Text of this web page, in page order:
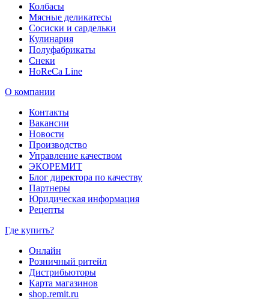
Колбасы
Мясные деликатесы
Сосиски и сардельки
Кулинария
Полуфабрикаты
Снеки
HoReCa Line
О компании
Контакты
Вакансии
Новости
Производство
Управление качеством
ЭКОРЕМИТ
Блог директора по качеству
Партнеры
Юридическая информация
Рецепты
Где купить?
Онлайн
Розничный ритейл
Дистрибьюторы
Карта магазинов
shop.remit.ru